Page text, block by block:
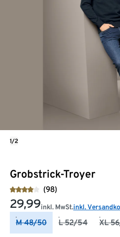
Grobstrick-Troyer
(98)
29,99inkl. MwSt.inkl.
M 48/50 L 52/54 XL
1/2